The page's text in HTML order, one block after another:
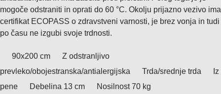
mogoče odstraniti in oprati do 60 °C. Okolju prijazno vezivo ima
certifikat ECOPASS o zdravstveni varnosti, je brez vonja in tudi
po času ne izgubi svoje trdnosti.
90x200 cm
Z odstranljivo
prevleko/obojestranska/antialergijska
Trda/srednje trda
Iz
pene
Debelina 13 cm Nosilnost 70 kg